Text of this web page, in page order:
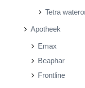
Tetra
Apotheek
Emax
Beaphar
Frontline